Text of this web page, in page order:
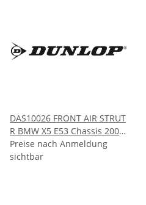
DAS10026 FRONT AIR STRUT
R BMW X5 E53 Chassis 2000-
2006
Preise nach Anmeldung
sichtbar